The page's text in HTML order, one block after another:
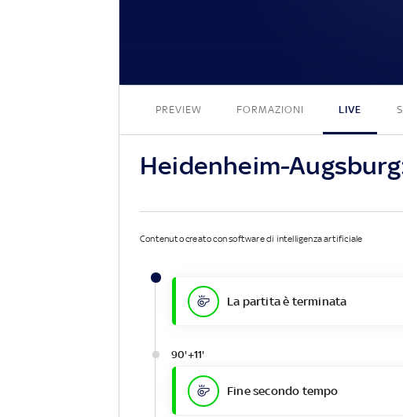
PREVIEW FORMAZIONI LIVE
Heidenheim-
Contenuto creato con software di intelligenza artificiale
La partita è terminata
90'+11'
Fine secondo tempo